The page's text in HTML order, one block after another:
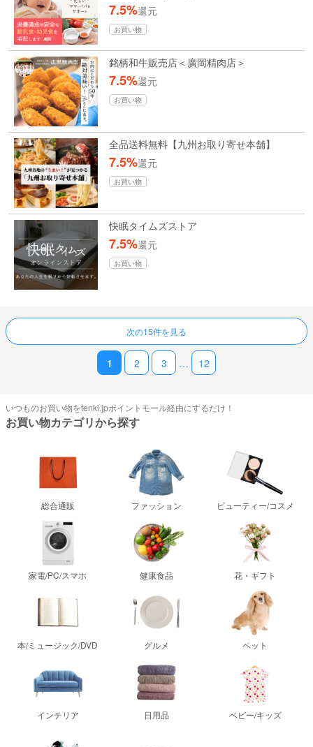
7.5%還元
お買い物
銘柄和牛販売店＜廣岡精肉店＞
7.5%還元
お買い物
全品送料無料【九州お取り寄せ本舗】
7.5%還元
お買い物
快眠タイムズストア
7.5%還元
お買い物
ページ送り
次の15件を見る
1 2 3 … 12
いつものお買い物をtenki.jpポイントモール経由にするだけ！
お買い物カテゴリから探す
総合通販 ファッション ビューティー/コスメ
家電/PC/スマホ 健康食品 花・ギフト
本/ミュージック/DVD グルメ ペット
インテリア 日用品 ベビー/キッズ